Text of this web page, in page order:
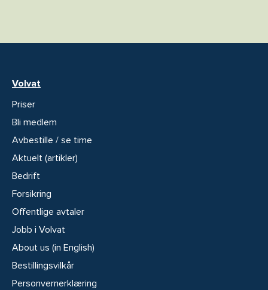
Volvat
Priser
Bli medlem
Avbestille / se time
Aktuelt (artikler)
Bedrift
Forsikring
Offentlige avtaler
Jobb i Volvat
About us (in English)
Bestillingsvilkår
Personvernerklæring